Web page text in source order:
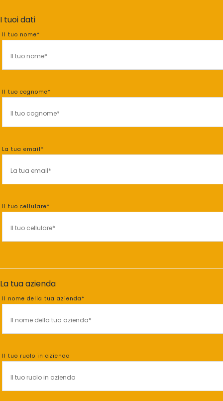
I tuoi dati
Il tuo nome*
Il tuo cognome*
La tua email*
Il tuo cellulare*
La tua azienda
Il nome della tua azienda*
Il tuo ruolo in azienda